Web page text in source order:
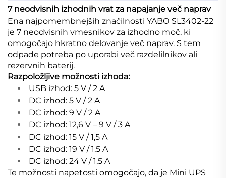
7 neodvisnih izhodnih vrat za napajanje več naprav
Ena najpomembnejših značilnosti YABO SL3402-22
je 7 neodvisnih vmesnikov za izhodno moč, ki
omogočajo hkratno delovanje več naprav. S tem
odpade potreba po uporabi več razdelilnikov ali
rezervnih baterij.
Razpoložljive možnosti izhoda:
USB izhod: 5 V / 2 A
DC izhod: 5 V / 2 A
DC izhod: 9 V / 2 A
DC izhod: 12,6 V – 9 V / 3 A
DC izhod: 15 V / 1,5 A
DC izhod: 19 V / 1,5 A
DC izhod: 24 V / 1,5 A
Te možnosti napetosti omogočajo, da je Mini UPS